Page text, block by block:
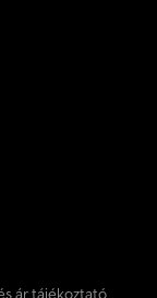
ár tájékoztató